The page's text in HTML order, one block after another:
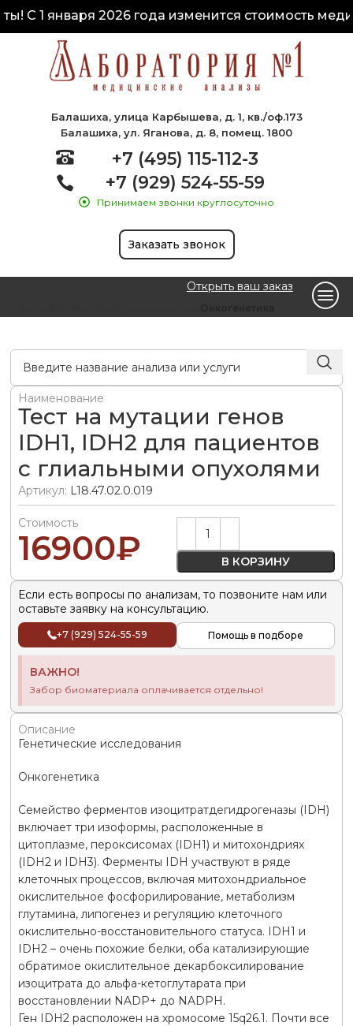
С 1 января 2026 года изменится стоимость
Балашиха, улица Карбышева, д. 1, кв./оф.173
Балашиха, ул. Яганова, д. 8, помещ. 1800
+7 (495) 115-112-3
+7 (929) 524-55-59
Принимаем звонки круглосуточно
Заказать звонок
Открыть ваш заказ
Наименование
Тест на мутации генов
IDH1, IDH2 для пациентов
с глиальными опухолями
Артикул: L18.47.02.0.019
Стоимость
16900₽ В КОРЗИНУ
Alternative:
Если есть вопросы по анализам, то позвоните нам или
оставьте заявку на консультацию.
+7 (929) 524-55-59 Помощь в подборе
ВАЖНО!
Забор биоматериала оплачивается отдельно!
Описание
Генетические исследования
Онкогенетика
Семейство ферментов изоцитратдегидрогеназы (IDH)
включает три изоформы, расположенные в
цитоплазме, пероксисомах (IDH1) и митохондриях
(IDH2 и IDH3). Ферменты IDH участвуют в ряде
клеточных процессов, включая митохондриальное
окислительное фосфорилирование, метаболизм
глутамина, липогенез и регуляцию клеточного
окислительно-восстановительного статуса. IDH1 и
IDH2 – очень похожие белки, оба катализирующие
обратимое окислительное декарбоксилирование
изоцитрата до альфа-кетоглутарата при
восстановлении NADP+ до NADPH.
Ген IDH2 расположен на хромосоме 15q26.1. Почти все